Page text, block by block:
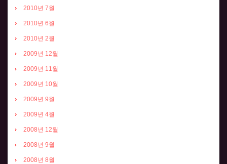
2010년 7월
2010년 6월
2010년 2월
2009년 12월
2009년 11월
2009년 10월
2009년 9월
2009년 4월
2008년 12월
2008년 9월
2008년 8월